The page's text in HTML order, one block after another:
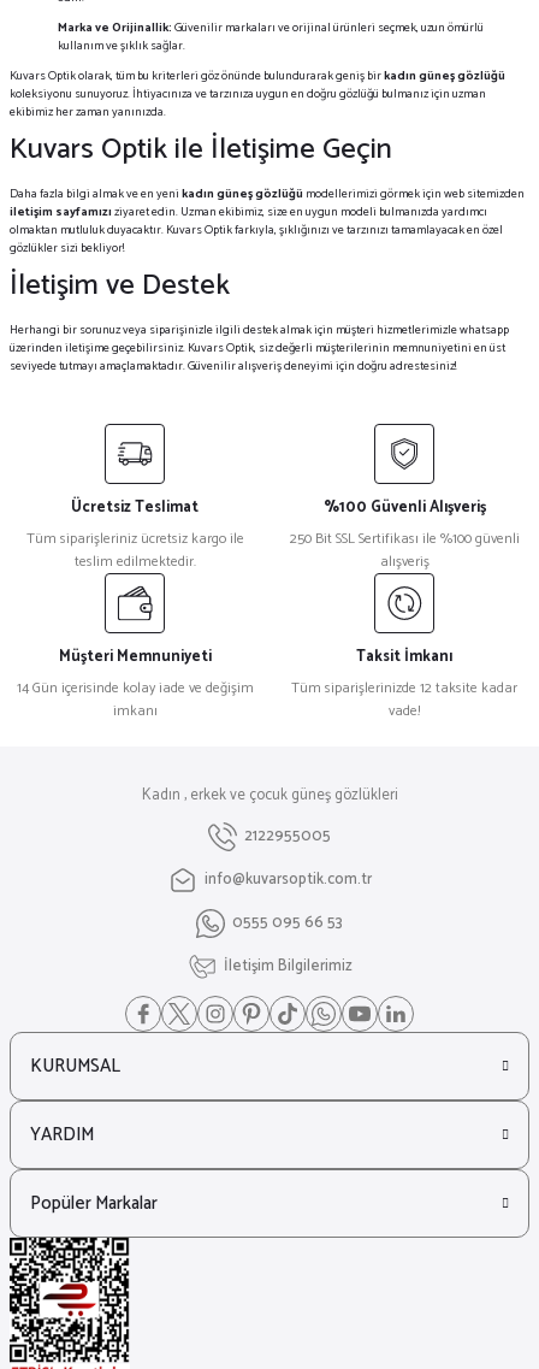
Marka ve Orijinallik:Güvenilir markaları ve orijinal ürünleri seçmek, uzun ömürlü
kullanım ve şıklık sağlar.
Kuvars Optik olarak, tüm bu kriterleri göz önünde bulundurarak geniş birkadın güneş gözlüğü
koleksiyonu sunuyoruz. İhtiyacınıza ve tarzınıza uygun en doğru gözlüğü bulmanız için uzman
ekibimiz her zaman yanınızda.
Kuvars Optik ile İletişime Geçin
Daha fazla bilgi almak ve en yenikadın güneş gözlüğü modellerimizi görmek için web sitemizden
iletişim sayfamızıziyaret edin. Uzman ekibimiz, size en uygun modeli bulmanızda yardımcı
olmaktan mutluluk duyacaktır. Kuvars Optik farkıyla, şıklığınızı ve tarzınızı tamamlayacak en özel
gözlükler sizi bekliyor!
İletişim ve Destek
Herhangi bir sorunuz veya siparişinizle ilgili destek almak için müşteri hizmetlerimizle whatsapp
üzerinden iletişime geçebilirsiniz. Kuvars Optik, siz değerli müşterilerinin memnuniyetini en üst
seviyede tutmayı amaçlamaktadır. Güvenilir alışveriş deneyimi için doğru adrestesiniz!
Ücretsiz Teslimat
Tüm siparişleriniz ücretsiz kargo ile
teslim edilmektedir.
%100 Güvenli Alışveriş
250 Bit SSL Sertifikası ile %100 güvenli
alışveriş
Müşteri Memnuniyeti
14 Gün içerisinde kolay iade ve değişim
imkanı
Taksit İmkanı
Tüm siparişlerinizde 12 taksite kadar
vade!
Kadın , erkek ve çocuk güneş gözlükleri
2122955005
info@kuvarsoptik.com.tr
0555 095 66 53
İletişim Bilgilerimiz
KURUMSAL
YARDIM
Popüler Markalar